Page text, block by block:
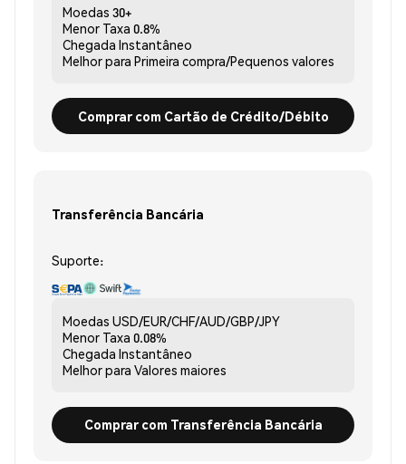
Moedas 30+
Menor Taxa 0.8%
Chegada Instantâneo
Melhor para Primeira compra/Pequenos valores
Comprar com Cartão de Crédito/Débito
Transferência Bancária
Suporte:
Moedas USD/EUR/CHF/AUD/GBP/JPY
Menor Taxa 0.08%
Chegada Instantâneo
Melhor para Valores maiores
Comprar com Transferência Bancária